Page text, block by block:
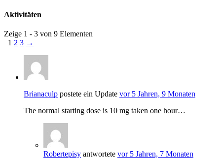
Aktivitäten
Zeige 1 - 3 von 9 Elementen
1 2 3 →
Brianaculp postete ein Update vor 5 Jahren, 9 Monaten
The normal starting dose is 10 mg taken one hour…
Robertepisy antwortete vor 5 Jahren, 7 Monaten